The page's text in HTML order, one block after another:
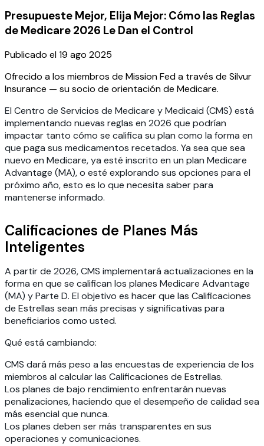
Presupueste Mejor, Elija Mejor: Cómo las Reglas
de Medicare 2026 Le Dan el Control
Publicado el19 ago 2025
Ofrecido a los miembros de Mission Fed a través de Silvur
Insurance — su socio de orientación de Medicare.
El Centro de Servicios de Medicare y Medicaid (CMS) está
implementando nuevas reglas en 2026 que podrían
impactar tanto cómo se califica su plan como la forma en
que paga sus medicamentos recetados. Ya sea que sea
nuevo en Medicare, ya esté inscrito en un plan Medicare
Advantage (MA), o esté explorando sus opciones para el
próximo año, esto es lo que necesita saber para
mantenerse informado.
Calificaciones de Planes Más
Inteligentes
A partir de 2026, CMS implementará actualizaciones en la
forma en que se califican los planes Medicare Advantage
(MA) y Parte D. El objetivo es hacer que las Calificaciones
de Estrellas sean más precisas y significativas para
beneficiarios como usted.
Qué está cambiando:
CMS dará más peso a las encuestas de experiencia de los
miembros al calcular las Calificaciones de Estrellas.
Los planes de bajo rendimiento enfrentarán nuevas
penalizaciones, haciendo que el desempeño de calidad sea
más esencial que nunca.
Los planes deben ser más transparentes en sus
operaciones y comunicaciones.